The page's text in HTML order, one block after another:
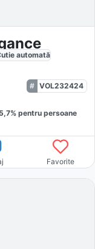
automată
VOL232424
5,7% pentru persoane
Favorite